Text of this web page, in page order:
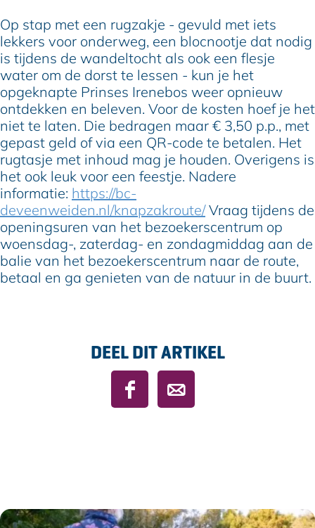
Op stap met een rugzakje - gevuld met iets
lekkers voor onderweg, een blocnootje dat nodig
is tijdens de wandeltocht als ook een flesje
water om de dorst te lessen - kun je het
opgeknapte Prinses Irenebos weer opnieuw
ontdekken en beleven. Voor de kosten hoef je het
niet te laten. Die bedragen maar € 3,50 p.p., met
gepast geld of via een QR-code te betalen. Het
rugtasje met inhoud mag je houden. Overigens is
het ook leuk voor een feestje. Nadere
informatie: https://bc-
deveenweiden.nl/knapzakroute/Vraag tijdens de
openingsuren van het bezoekerscentrum op
woensdag-, zaterdag- en zondagmiddag aan de
balie van het bezoekerscentrum naar de route,
betaal en ga genieten van de natuur in de buurt.
DEEL DIT ARTIKEL
D
e
e
D
e
e